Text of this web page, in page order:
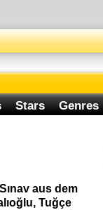
Stars Genres
aus dem
Tuğçe